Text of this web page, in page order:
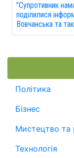
"Супротивник
поділилися
Вовчанська та
Політика
Бізнес
Мистецтво та
Технологія